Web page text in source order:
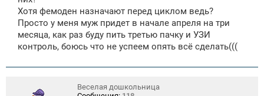
Хотя фемоден назначают перед циклом ведь?
Просто у меня муж придет в начале апреля на три
месяца, как раз буду пить третью пачку и УЗИ
контроль, боюсь что не успеем опять всё сделать(((
Веселая дошкольница